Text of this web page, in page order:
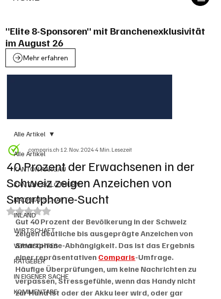
"Elite 8-Sponsoren" mit Branchenexklusivität
im August 26
Mehr erfahren
Alle Artikel
KANTON AARGAU
KANTON SOLOTHURN
NACHBARSCHAFT
INLAND
WIRTSCHAFT
VERMISCHTES
RATGEBER
IN EIGENER SACHE
KOMMENTARE
Alle Artikel
40 Prozent der Erwachsenen in der
Schweiz zeigen Anzeichen von
Smartphone-Sucht
comparis.ch12. Nov. 20244 Min. Lesezeit
Mit NaN von 5 Sternen bewertet.
Gut 40 Prozent der Bevölkerung in der Schweiz
zeigen deutliche bis ausgeprägte Anzeichen von
Smartphone-Abhängigkeit. Das ist das Ergebnis
einer repräsentativen Comparis-Umfrage.
Häufige Überprüfungen, um keine Nachrichten zu
verpassen, Stressgefühle, wenn das Handy nicht
zur Hand ist oder der Akku leer wird, oder gar